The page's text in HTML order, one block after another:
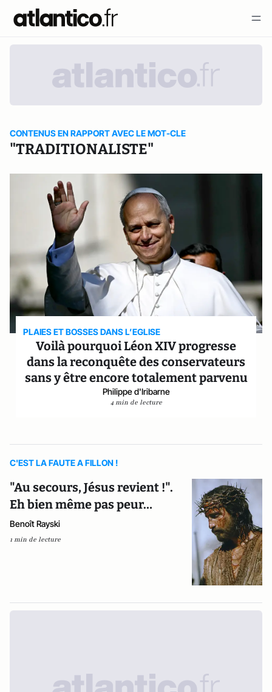
CONTENUS EN RAPPORT AVEC LE MOT-CLE
"TRADITIONALISTE"
PLAIES ET BOSSES DANS L’EGLISE
Voilà pourquoi Léon XIV progresse
dans la reconquête des conservateurs
sans y être encore totalement parvenu
Philippe d'Iribarne
4 min de lecture
C'EST LA FAUTE A FILLON !
"Au secours, Jésus revient !".
Eh bien même pas peur…
Benoît Rayski
1 min de lecture